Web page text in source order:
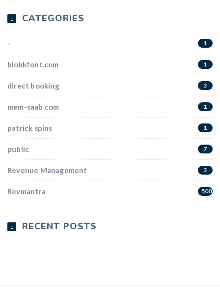
CATEGORIES
- 1
blokkfont.com 1
direct booking 3
mem-saab.com 1
patrick spins 1
public 7
Revenue Management 3
Revmantra 5009
RECENT POSTS